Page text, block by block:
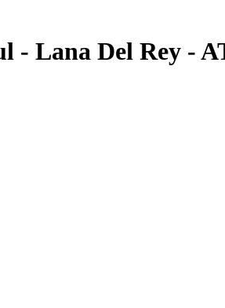
- Lana Del Rey -